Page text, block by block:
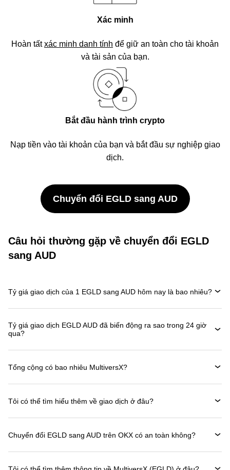
Xác minh
Hoàn tấtxác minh danh tính để giữ an toàn cho tài khoản
và tài sản của bạn.
Bắt đầu hành trình crypto
Nạp tiền vào tài khoản của bạn và bắt đầu sự nghiệp giao
dịch.
Chuyển đổi EGLD sang AUD
Câu hỏi thường gặp về chuyển đổi EGLD
sang AUD
Tỷ giá giao dịch của 1 EGLD sang AUD hôm nay là bao nhiêu?
Tỷ giá giao dịch EGLD AUD đã biến động ra sao trong 24 giờ
qua?
Tổng cộng có bao nhiêu MultiversX?
Tôi có thể tìm hiểu thêm về giao dịch ở đâu?
Chuyển đổi EGLD sang AUD trên OKX có an toàn không?